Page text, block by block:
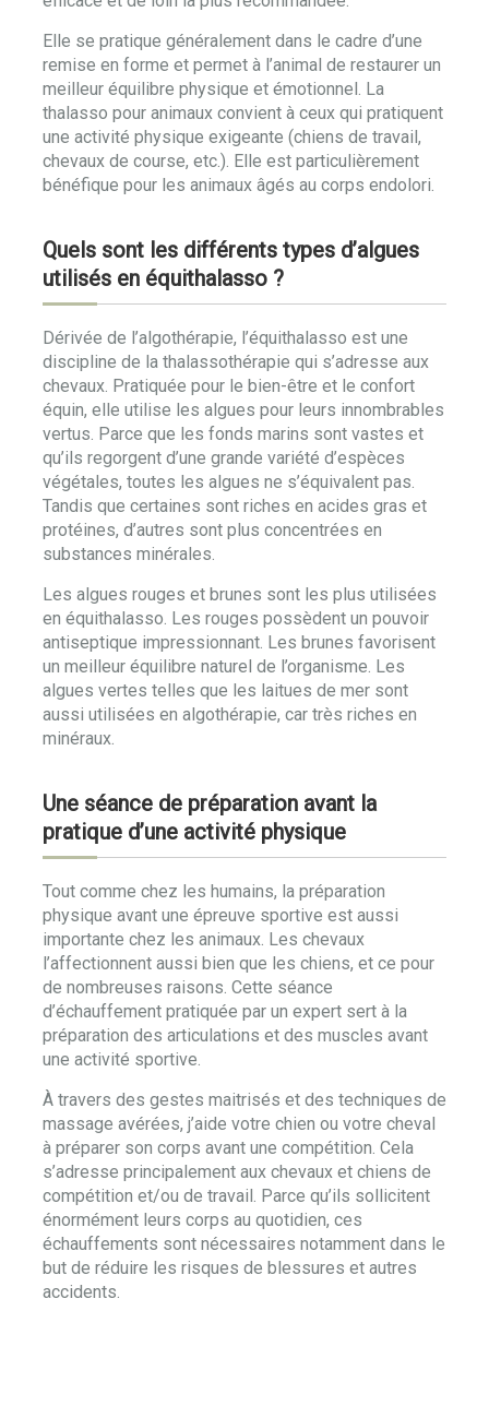
Elle se pratique généralement dans le cadre d’une
remise en forme et permet à l’animal de restaurer un
meilleur équilibre physique et émotionnel. La
thalasso pour animaux convient à ceux qui pratiquent
une activité physique exigeante (chiens de travail,
chevaux de course, etc.). Elle est particulièrement
bénéfique pour les animaux âgés au corps endolori.
Quels sont les différents types d’algues
utilisés en équithalasso ?
Dérivée de l’algothérapie, l’équithalasso est une
discipline de la thalassothérapie qui s’adresse aux
chevaux. Pratiquée pour le bien-être et le confort
équin, elle utilise les algues pour leurs innombrables
vertus. Parce que les fonds marins sont vastes et
qu’ils regorgent d’une grande variété d’espèces
végétales, toutes les algues ne s’équivalent pas.
Tandis que certaines sont riches en acides gras et
protéines, d’autres sont plus concentrées en
substances minérales.
Les algues rouges et brunes sont les plus utilisées
en équithalasso. Les rouges possèdent un pouvoir
antiseptique impressionnant. Les brunes favorisent
un meilleur équilibre naturel de l’organisme. Les
algues vertes telles que les laitues de mer sont
aussi utilisées en algothérapie, car très riches en
minéraux.
Une séance de préparation avant la
pratique d’une activité physique
Tout comme chez les humains, la préparation
physique avant une épreuve sportive est aussi
importante chez les animaux. Les chevaux
l’affectionnent aussi bien que les chiens, et ce pour
de nombreuses raisons. Cette séance
d’échauffement pratiquée par un expert sert à la
préparation des articulations et des muscles avant
une activité sportive.
À travers des gestes maitrisés et des techniques de
massage avérées, j’aide votre chien ou votre cheval
à préparer son corps avant une compétition. Cela
s’adresse principalement aux chevaux et chiens de
compétition et/ou de travail. Parce qu’ils sollicitent
énormément leurs corps au quotidien, ces
échauffements sont nécessaires notamment dans le
but de réduire les risques de blessures et autres
accidents.